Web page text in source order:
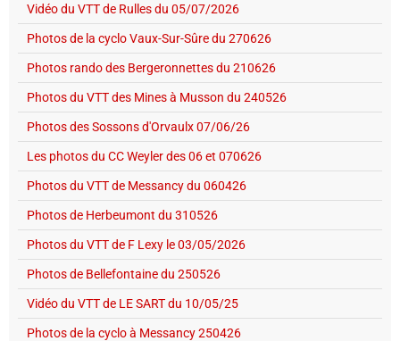
Vidéo du VTT de Rulles du 05/07/2026
Photos de la cyclo Vaux-Sur-Sûre du 270626
Photos rando des Bergeronnettes du 210626
Photos du VTT des Mines à Musson du 240526
Photos des Sossons d'Orvaulx 07/06/26
Les photos du CC Weyler des 06 et 070626
Photos du VTT de Messancy du 060426
Photos de Herbeumont du 310526
Photos du VTT de F Lexy le 03/05/2026
Photos de Bellefontaine du 250526
Vidéo du VTT de LE SART du 10/05/25
Photos de la cyclo à Messancy 250426